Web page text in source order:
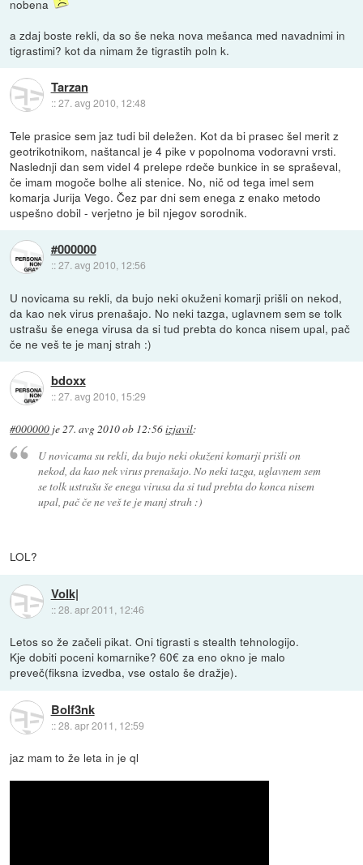
nobena
a zdaj boste rekli, da so še neka nova mešanca med navadnimi in
tigrastimi? kot da nimam že tigrastih poln k.
Tarzan
::27. avg 2010, 12:48
Tele prasice sem jaz tudi bil deležen. Kot da bi prasec šel merit z
geotrikotnikom, naštancal je 4 pike v popolnoma vodoravni vrsti.
Naslednji dan sem videl 4 prelepe rdeče bunkice in se spraševal,
če imam mogoče bolhe ali stenice. No, nič od tega imel sem
komarja Jurija Vego. Čez par dni sem enega z enako metodo
uspešno dobil - verjetno je bil njegov sorodnik.
#000000
::27. avg 2010, 12:56
U novicama su rekli, da bujo neki okuženi komarji prišli on nekod,
da kao nek virus prenašajo. No neki tazga, uglavnem sem se tolk
ustrašu še enega virusa da si tud prebta do konca nisem upal, pač
če ne veš te je manj strah :)
bdoxx
::27. avg 2010, 15:29
#000000 je27. avg 2010 ob 12:56izjavil:
U novicama su rekli, da bujo neki okuženi komarji prišli on
nekod, da kao nek virus prenašajo. No neki tazga, uglavnem sem
se tolk ustrašu še enega virusa da si tud prebta do konca nisem
upal, pač če ne veš te je manj strah :)
LOL?
Volk|
::28. apr 2011, 12:46
Letos so že začeli pikat. Oni tigrasti s stealth tehnologijo.
Kje dobiti poceni komarnike? 60€ za eno okno je malo
preveč(fiksna izvedba, vse ostalo še dražje).
Bolf3nk
::28. apr 2011, 12:59
jaz mam to že leta in je ql